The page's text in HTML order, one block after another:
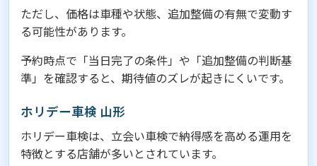
ただし、価格は車種や状態、追加整備の有無で変動す
る可能性があります。
予約時点で「当日完了の条件」や「追加整備の判断基
準」を確認すると、期待値のズレが起きにくいです。
ホリデー車検 山形
ホリデー車検は、立会い車検で納得感を高める運用を
特徴とする店舗が多いとされています。